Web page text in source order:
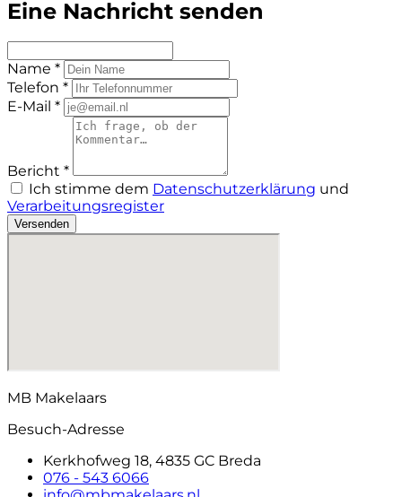
Eine Nachricht senden
Name *
Telefon *
E-Mail *
Bericht *
Ich stimme dem Datenschutzerklärung und
Verarbeitungsregister
Versenden
MB Makelaars
Besuch-Adresse
Kerkhofweg 18, 4835 GC Breda
076 - 543 6066